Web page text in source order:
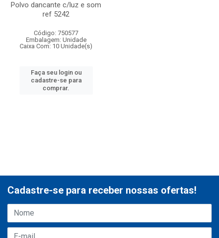
Polvo dancante c/luz e som
ref 5242
Código: 750577
Embalagem: Unidade
Caixa Com: 10 Unidade(s)
Faça seu login ou
cadastre-se para
comprar.
Cadastre-se para receber nossas ofertas!